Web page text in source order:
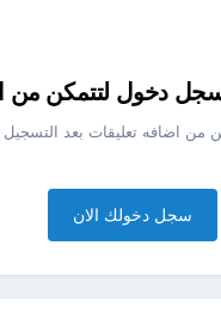
دخول لتتمكن من
من اضافه تعليقات بعد التسجيل
سجل دخولك الان